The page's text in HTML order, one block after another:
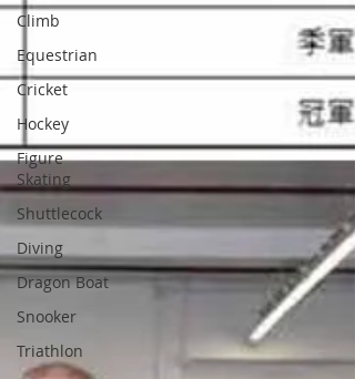
Climb
Equestrian
Cricket
Hockey
Figure
Skating
Shuttlecock
Diving
Dragon Boat
Snooker
Triathlon